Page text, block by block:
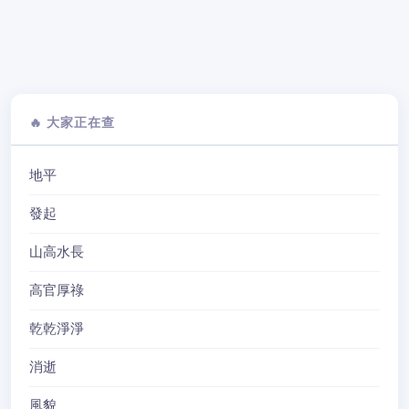
🔥 大家正在查
地平
發起
山高水長
高官厚祿
乾乾淨淨
消逝
風貌